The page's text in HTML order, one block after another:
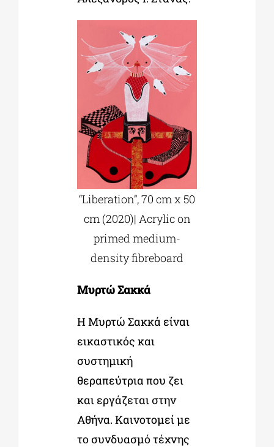
“Liberation”, 70 cm x 50
cm (2020)| Acrylic on
primed medium-
density fibreboard
Μυρτώ Σακκά
Η Μυρτώ Σακκά είναι
εικαστικός και
συστημική
θεραπεύτρια που ζει
και εργάζεται στην
Αθήνα. Καινοτομεί με
το συνδυασμό τέχνης